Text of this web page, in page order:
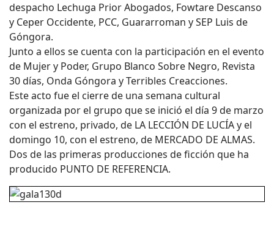
despacho Lechuga Prior Abogados, Fowtare Descanso
y Ceper Occidente, PCC, Guararroman y SEP Luis de
Góngora.
Junto a ellos se cuenta con la participación en el evento
de Mujer y Poder, Grupo Blanco Sobre Negro, Revista
30 días, Onda Góngora y Terribles Creacciones.
Este acto fue el cierre de una semana cultural
organizada por el grupo que se inició el día 9 de marzo
con el estreno, privado, de LA LECCIÓN DE LUCÍA y el
domingo 10, con el estreno, de MERCADO DE ALMAS.
Dos de las primeras producciones de ficción que ha
producido PUNTO DE REFERENCIA.